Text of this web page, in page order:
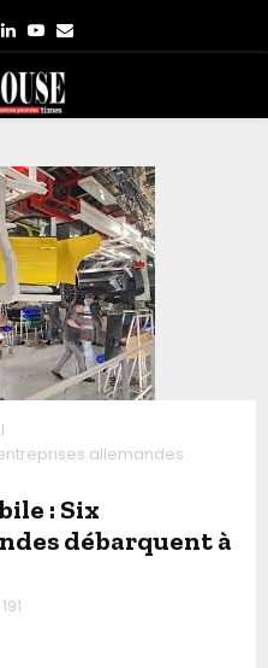
LinkedinYoutube
Email
allemandes
: Six
débarquent à
191